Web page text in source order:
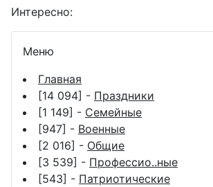
Интересно:
Меню
Главная
[14 094] - Праздники
[1 149] - Семейные
[947] - Военные
[2 016] - Общие
[3 539] - Профессио..ные
[543] - Патриотические